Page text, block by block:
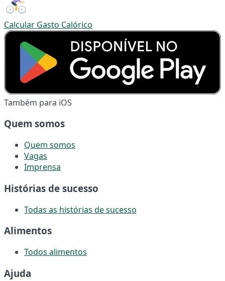
Calcular Gasto Calórico
Também para iOS
Quem somos
Quem somos
Vagas
Imprensa
Histórias de sucesso
Todas as histórias de sucesso
Alimentos
Todos alimentos
Ajuda